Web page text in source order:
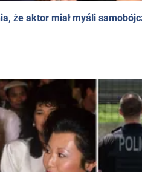
że aktor miał myśli